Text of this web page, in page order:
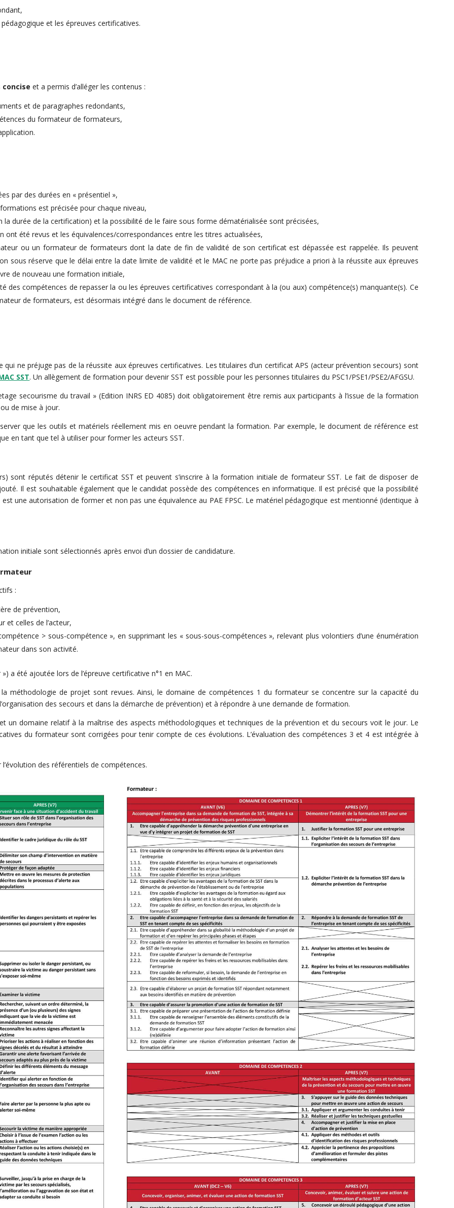
et les épreuves certificatives.
et a permis d’alléger les contenus :
et de paragraphes redondants,
du formateur de formateurs,
par des durées en « présentiel »,
est précisée pour chaque niveau,
la durée de la certification) et la possibilité de le faire sous forme dématérialisée sont précisées,
été revus et les équivalences/correspondances entre les titres actualisées,
ou un formateur de formateurs dont la date de fin de validité de son certificat est dépassée est rappelée. Ils peuvent
sous réserve que le délai entre la date limite de validité et le MAC ne porte pas préjudice a priori à la réussite aux épreuves
de nouveau une formation initiale,
des compétences de repasser la ou les épreuves certificatives correspondant à la (ou aux) compétence(s) manquante(s). Ce
de formateurs, est désormais intégré dans le document de référence.
ne préjuge pas de la réussite aux épreuves certificatives. Les titulaires d’un certificat APS (acteur prévention secours) sont
SST. Un allègement de formation pour devenir SST est possible pour les personnes titulaires du PSC1/PSE1/PSE2/AFGSU.
secourisme du travail » (Edition INRS ED 4085) doit obligatoirement être remis aux participants à l’issue de la formation
de mise à jour.
que les outils et matériels réellement mis en oeuvre pendant la formation. Par exemple, le document de référence est
en tant que tel à utiliser pour former les acteurs SST.
sont réputés détenir le certificat SST et peuvent s’inscrire à la formation initiale de formateur SST. Le fait de disposer de
Il est souhaitable également que le candidat possède des compétences en informatique. Il est précisé que la possibilité
une autorisation de former et non pas une équivalence au PAE FPSC. Le matériel pédagogique est mentionné (identique à
initiale sont sélectionnés après envoi d’un dossier de candidature.
:
de prévention,
et celles de l’acteur,
> sous-compétence », en supprimant les « sous-sous-compétences », relevant plus volontiers d’une énumération
dans son activité.
a été ajoutée lors de l’épreuve certificative n°1 en MAC.
méthodologie de projet sont revues. Ainsi, le domaine de compétences 1 du formateur se concentre sur la capacité du
des secours et dans la démarche de prévention) et à répondre à une demande de formation.
un domaine relatif à la maîtrise des aspects méthodologiques et techniques de la prévention et du secours voit le jour. Le
du formateur sont corrigées pour tenir compte de ces évolutions. L’évaluation des compétences 3 et 4 est intégrée à
des référentiels de compétences.